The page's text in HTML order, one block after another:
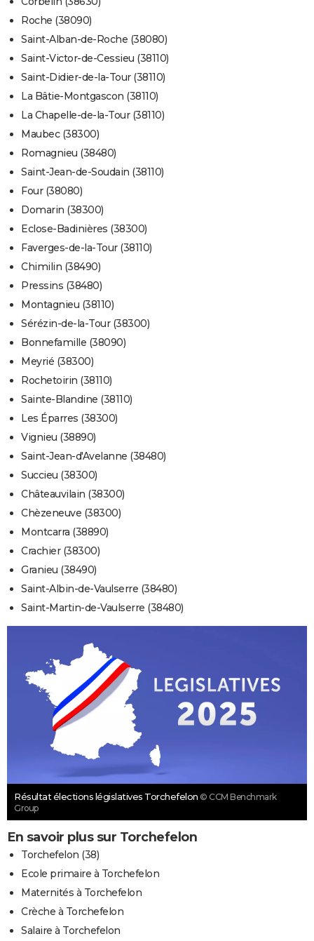
Roche (38090)
Saint-Alban-de-Roche (38080)
Saint-Victor-de-Cessieu (38110)
Saint-Didier-de-la-Tour (38110)
La Bâtie-Montgascon (38110)
La Chapelle-de-la-Tour (38110)
Maubec (38300)
Romagnieu (38480)
Saint-Jean-de-Soudain (38110)
Four (38080)
Domarin (38300)
Eclose-Badinières (38300)
Faverges-de-la-Tour (38110)
Chimilin (38490)
Pressins (38480)
Montagnieu (38110)
Sérézin-de-la-Tour (38300)
Bonnefamille (38090)
Meyrié (38300)
Rochetoirin (38110)
Sainte-Blandine (38110)
Les Éparres (38300)
Vignieu (38890)
Saint-Jean-d'Avelanne (38480)
Succieu (38300)
Châteauvilain (38300)
Chèzeneuve (38300)
Montcarra (38890)
Crachier (38300)
Granieu (38490)
Saint-Albin-de-Vaulserre (38480)
Saint-Martin-de-Vaulserre (38480)
Résultat élections législatives Torchefelon © CCM Benchmark
Group
En savoir plus sur Torchefelon
Torchefelon (38)
Ecole primaire à Torchefelon
Maternités à Torchefelon
Crèche à Torchefelon
Salaire à Torchefelon